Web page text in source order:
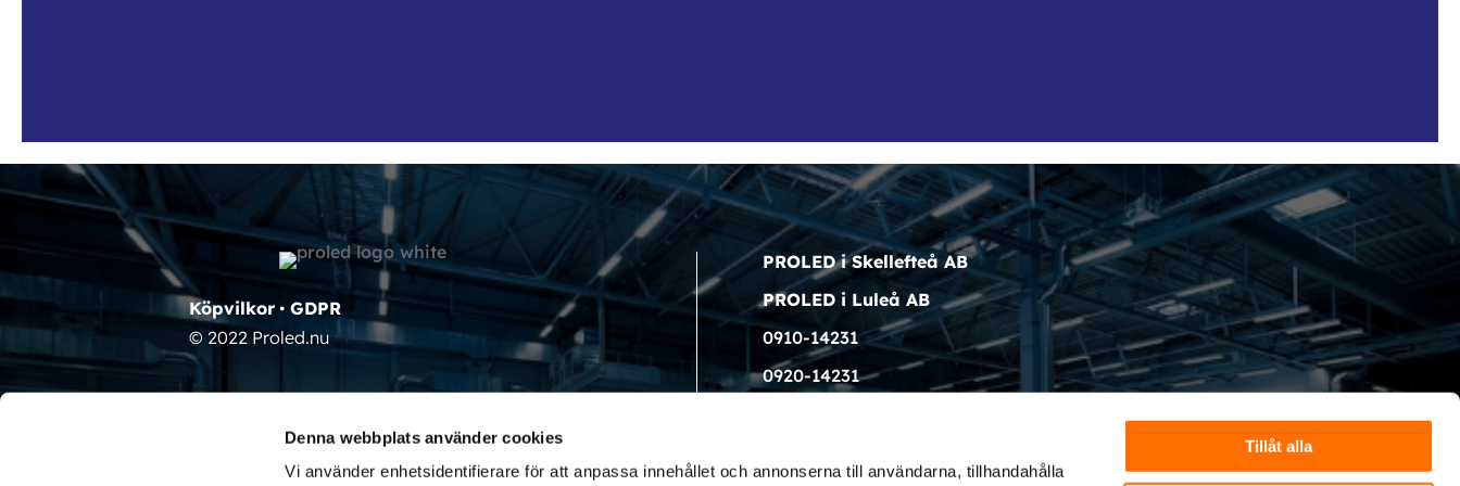
Denna webbplats använder cookies
Vi använder enhetsidentifierare för att anpassa innehållet och annonserna till användarna, tillhandahålla
Tillåt alla
Köpvilkor •GDPR
© 2022 Proled.nu
PROLED i Skellefteå AB
PROLED i Luleå AB
0910-14231
0920-14231